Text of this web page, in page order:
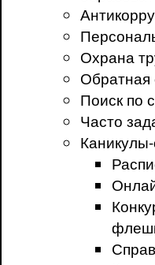
Охрана
Обратная
Поиск по
Часто